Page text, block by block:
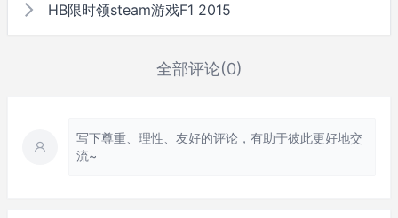
HB限时领steam游戏F1 2015
全部评论(0)
写下尊重、理性、友好的评论，有助于彼此更好地交
流~